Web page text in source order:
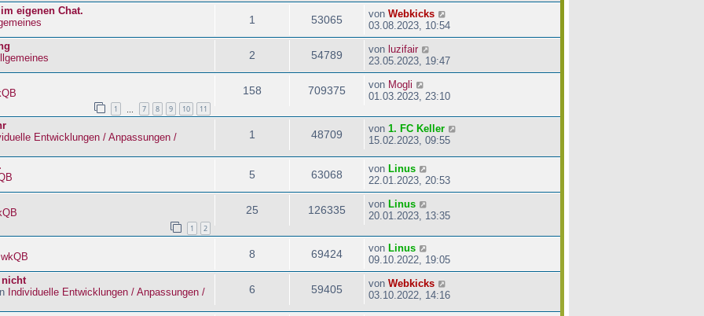
eigenen Chat.
1 53065 von Webkicks
03.08.2023, 10:54
2 54789 von luzifair
23.05.2023, 19:47
1 7 8 9 10 11
158 709375 von Mogli
01.03.2023, 23:10
Entwicklungen / Anpassungen /
1 48709 von 1. FC Keller
15.02.2023, 09:55
5 63068 von Linus
22.01.2023, 20:53
1 2
25 126335 von Linus
20.01.2023, 13:35
wkQB 8 69424 von Linus
09.10.2022, 19:05
Individuelle Entwicklungen / Anpassungen /
6 59405 von Webkicks
03.10.2022, 14:16